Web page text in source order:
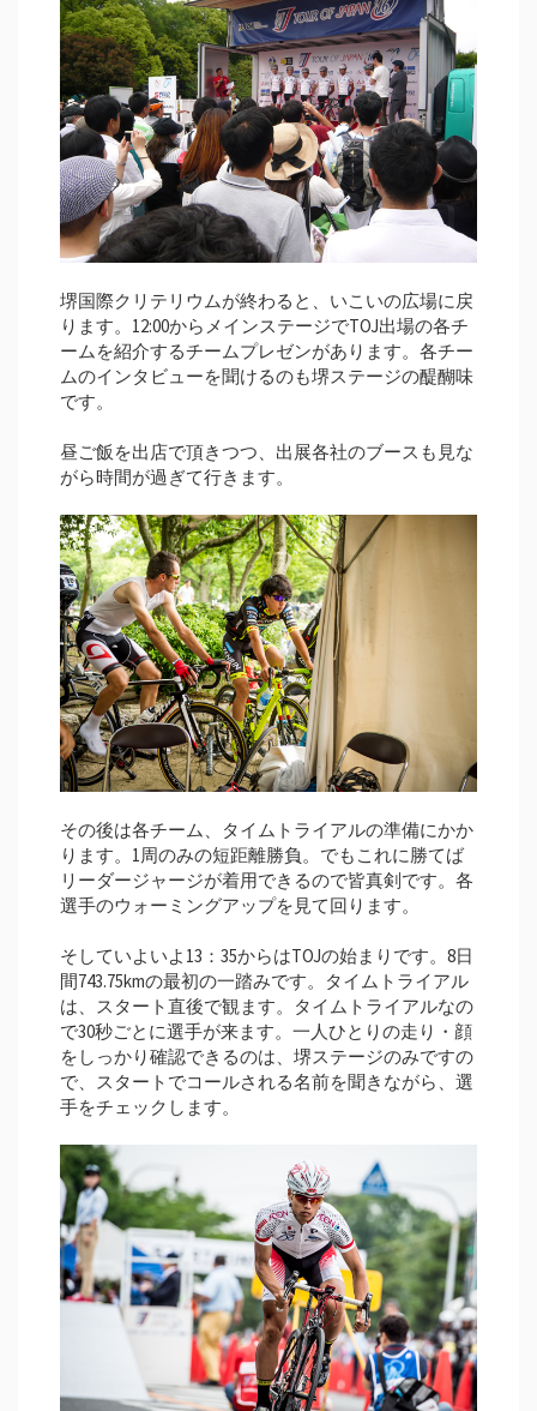
堺国際クリテリウムが終わると、いこいの広場に戻
ります。12:00からメインステージでTOJ出場の各チ
ームを紹介するチームプレゼンがあります。各チー
ムのインタビューを聞けるのも堺ステージの醍醐味
です。
昼ご飯を出店で頂きつつ、出展各社のブースも見な
がら時間が過ぎて行きます。
その後は各チーム、タイムトライアルの準備にかか
ります。1周のみの短距離勝負。でもこれに勝てば
リーダージャージが着用できるので皆真剣です。各
選手のウォーミングアップを見て回ります。
そしていよいよ13：35からはTOJの始まりです。8日
間743.75kmの最初の一踏みです。タイムトライアル
は、スタート直後で観ます。タイムトライアルなの
で30秒ごとに選手が来ます。一人ひとりの走り・顔
をしっかり確認できるのは、堺ステージのみですの
で、スタートでコールされる名前を聞きながら、選
手をチェックします。